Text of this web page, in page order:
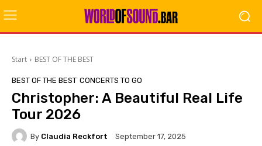
Start BEST OF THE BEST
BEST OF THE BEST CONCERTS TO GO
Christopher: A Beautiful Real Life
Tour 2026
By Claudia Reckfort September 17, 2025